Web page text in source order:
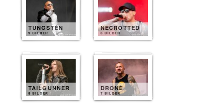
TUNGSTEN
9 BILDER
NECROTTED
8 BILDER
TAILGUNNER
8 BILDER
DRONE
7 BILDER